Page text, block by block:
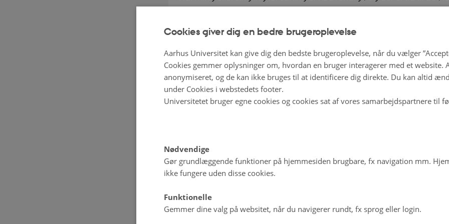
Afgrøden holdes ren med radrensning og håndhakning. Har man
produktionen uforholdsmæssigt meget.
Cikorie gødes med ca. 120 kg N i form af gylle, hønsemøg eller
gødning, og der skal være ca. 30 kg P og ca. 150 kg K/ha.
problem.
Op til 11 kr. pr. kg
Cikorien i forsøgene blev høstet på tre forskellige udviklingstrin og
Cookies giver dig en bedre brugeroplevelse
Aarhus Universitet kan give dig den bedste brugeroplevelse, når du vælger
Cookies gemmer oplysninger om, hvordan en bruger interagerer med et website.
anonymiseret, og de kan ikke bruges til at identificere dig direkte. Du kan altid
under Cookies i webstedets footer.
Universitetet bruger egne cookies og cookies sat af vores samarbejdspartnere til
Nødvendige
Gør grundlæggende funktioner på hjemmesiden brugbare, fx navigation mm.
ikke fungere uden disse cookies.
Funktionelle
Gemmer dine valg på websitet, når du navigerer rundt, fx sprog eller login.